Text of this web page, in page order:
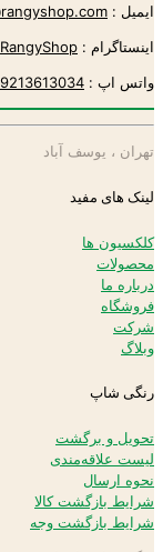
ایمیل :
اینستاگرام : RangyShop
واتس اپ :
تهران ، یوسف آباد
لینک های مفید
کلکسیون ها
محصولات
درباره ما
فروشگاه
شرکت
وبلاگ
رنگی شاپ
تحویل و برگشت
لیست علاقه‌مندی
نحوه ارسال
شرایط بازگشت کالا
شرایط بازگشت وجه